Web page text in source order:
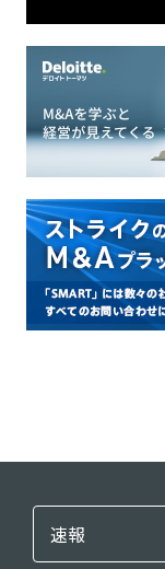
速報